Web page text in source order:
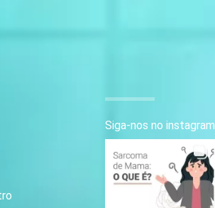
Siga-nos no instagram